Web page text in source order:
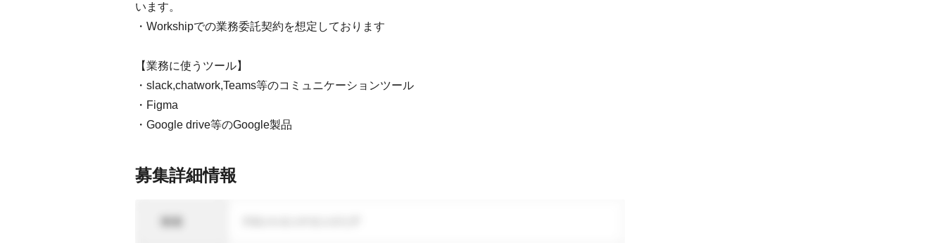
います。
・Workshipでの業務委託契約を想定しております
【業務に使うツール】
・slack,chatwork,Teams等のコミュニケーションツール
・Figma
・Google drive等のGoogle製品
募集詳細情報